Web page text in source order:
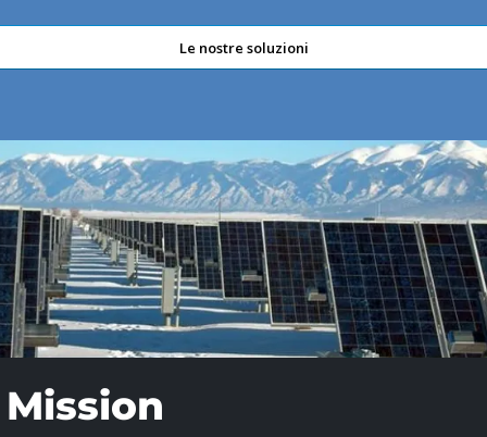
Le nostre soluzioni
Mission